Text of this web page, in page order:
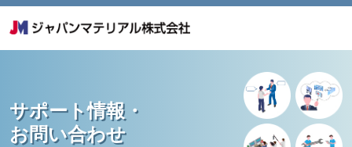
サポート情報・
お問い合わせ